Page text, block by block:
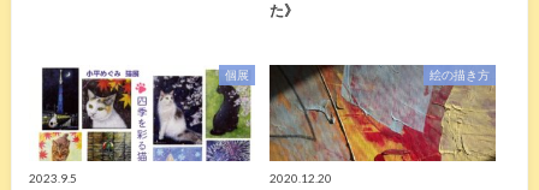
た》
個展
2023.9.5
絵の描き方
2020.12.20